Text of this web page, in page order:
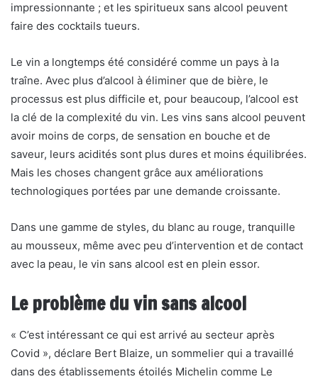
impressionnante ; et les spiritueux sans alcool peuvent
faire des cocktails tueurs.
Le vin a longtemps été considéré comme un pays à la
traîne. Avec plus d’alcool à éliminer que de bière, le
processus est plus difficile et, pour beaucoup, l’alcool est
la clé de la complexité du vin. Les vins sans alcool peuvent
avoir moins de corps, de sensation en bouche et de
saveur, leurs acidités sont plus dures et moins équilibrées.
Mais les choses changent grâce aux améliorations
technologiques portées par une demande croissante.
Dans une gamme de styles, du blanc au rouge, tranquille
au mousseux, même avec peu d’intervention et de contact
avec la peau, le vin sans alcool est en plein essor.
Le problème du vin sans alcool
« C’est intéressant ce qui est arrivé au secteur après
Covid », déclare Bert Blaize, un sommelier qui a travaillé
dans des établissements étoilés Michelin comme Le